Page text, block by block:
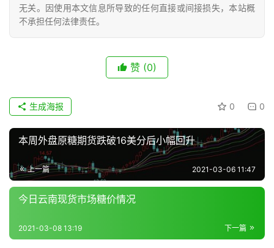
现
专
题
道
无关。因使用本文信息所导致的任何直接或间接损失，本站概
不承担任何法律责任。
赞 (0)
0 0
生成海报
本周外盘原糖期货跌破16美分后小幅回升
上一篇 2021-03-06 11:47
今日云南现货市场糖价情况
下一篇
2021-03-08 13:19